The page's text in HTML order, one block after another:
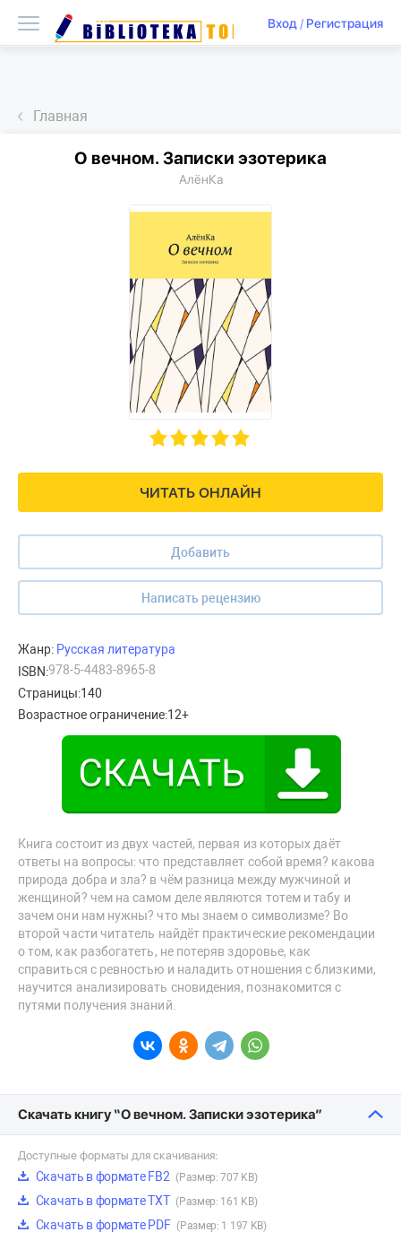
Вход/ Регистрация
Главная
ЧИТАТЬ ОНЛАЙН
Добавить
Написать рецензию
О вечном. Записки эзотерика
АлёнКа
Жанр: Русская литература
ISBN:978-5-4483-8965-8
Страницы:140
Возрастное ограничение:12+
Книга состоит из двух частей, первая из которых даёт
ответы на вопросы: что представляет собой время? какова
природа добра и зла? в чём разница между мужчиной и
женщиной? чем на самом деле являются тотем и табу и
зачем они нам нужны? что мы знаем о символизме? Во
второй части читатель найдёт практические рекомендации
о том, как разбогатеть, не потеряв здоровье, как
справиться с ревностью и наладить отношения с близкими,
научится анализировать сновидения, познакомится с
путями получения знаний.
Скачать книгу “О вечном. Записки эзотерика”
Доступные форматы для скачивания:
Скачать в формате FB2 (Размер: 707 KB)
Скачать в формате TXT (Размер: 161 KB)
Скачать в формате PDF (Размер: 1 197 KB)